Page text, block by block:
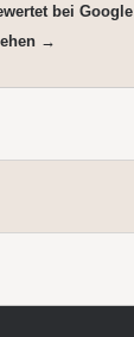
bei Google
→